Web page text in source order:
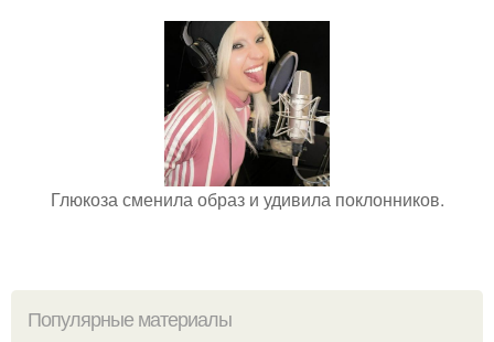
Глюкоза сменила образ и удивила поклонников.
Популярные материалы